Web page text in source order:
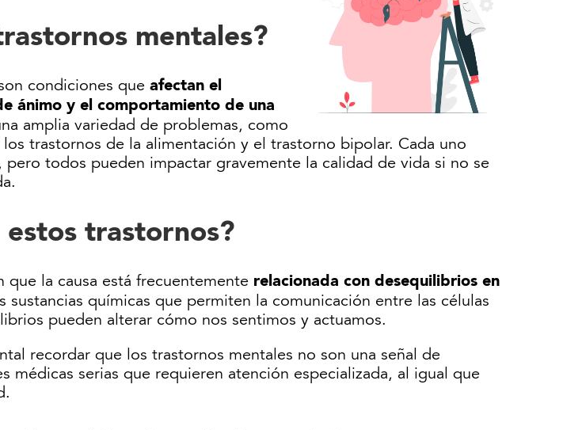
mentales?
condiciones que afectan el
ánimo y el comportamiento de una
amplia variedad de problemas, como
trastornos de la alimentación y el trastorno bipolar. Cada uno
pero todos pueden impactar gravemente la calidad de vida si no se
trastornos?
que la causa está frecuentemente relacionada con desequilibrios en
sustancias químicas que permiten la comunicación entre las células
pueden alterar cómo nos sentimos y actuamos.
recordar que los trastornos mentales no son una señal de
médicas serias que requieren atención especializada, al igual que